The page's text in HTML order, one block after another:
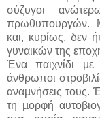
σύζυγοι
πρωθυπουργών.
και, κυρίως, δεν
γυναικών της
Ένα παιχνίδι
άνθρωποι
αναµνήσεις τους.
τη µορφή